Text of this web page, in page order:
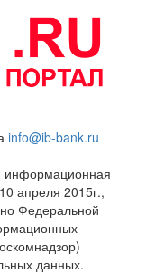
info@ib-bank.ru
информационная
апреля 2015г.,
Федеральной
данных.